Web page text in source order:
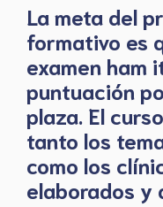
La meta del
formativo es
examen ham
puntuación
plaza. El
tanto los
como los
elaborados y